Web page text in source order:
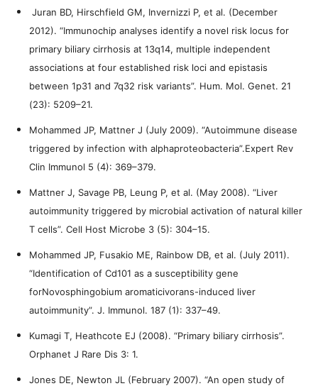
Juran BD, Hirschfield GM, Invernizzi P, et al. (December
2012). “Immunochip analyses identify a novel risk locus for
primary biliary cirrhosis at 13q14, multiple independent
associations at four established risk loci and epistasis
between 1p31 and 7q32 risk variants”. Hum. Mol. Genet. 21
(23): 5209–21.
Mohammed JP, Mattner J (July 2009). “Autoimmune disease
triggered by infection with alphaproteobacteria”.Expert Rev
Clin Immunol 5 (4): 369–379.
Mattner J, Savage PB, Leung P, et al. (May 2008). “Liver
autoimmunity triggered by microbial activation of natural killer
T cells”. Cell Host Microbe 3 (5): 304–15.
Mohammed JP, Fusakio ME, Rainbow DB, et al. (July 2011).
“Identification of Cd101 as a susceptibility gene
forNovosphingobium aromaticivorans-induced liver
autoimmunity”. J. Immunol. 187 (1): 337–49.
Kumagi T, Heathcote EJ (2008). “Primary biliary cirrhosis”.
Orphanet J Rare Dis 3: 1.
Jones DE, Newton JL (February 2007). “An open study of